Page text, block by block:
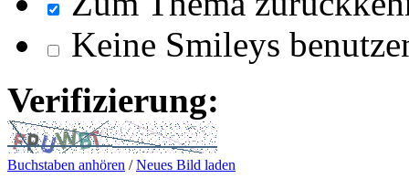
Keine Smileys
Verifizierung:
Buchstaben anhören /Neues Bild laden